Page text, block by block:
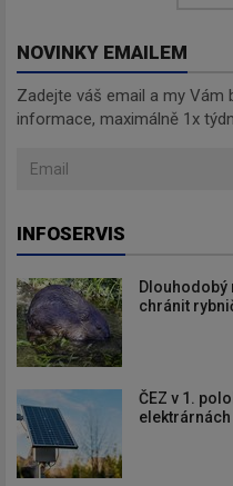
NOVINKY EMAILEM
Zadejte váš email a my Vám
informace, maximálně 1x
INFOSERVIS
chránit
ČEZ v 1.
elektrárnách